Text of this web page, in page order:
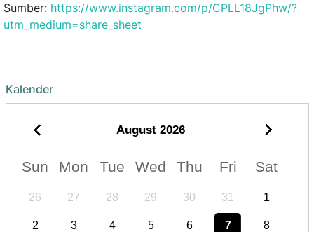
Sumber: https://www.instagram.com/p/CPLL18JgPhw/?
utm_medium=share_sheet
Kalender
August 2026
Sun Mon Tue Wed Thu Fri Sat
26 27 28 29 30 31 1
2 3 4 5 6 7 8